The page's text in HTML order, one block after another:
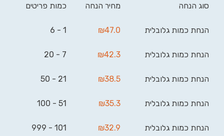
סוג הנחה מחיר הנחה כמות פריטים
הנחת כמות גלובלית ₪47.0
1 - 6
הנחת כמות גלובלית ₪42.3
7 - 20
הנחת כמות גלובלית ₪38.5
21 - 50
הנחת כמות גלובלית ₪35.3
51 - 100
הנחת כמות גלובלית ₪32.9
101 - 999